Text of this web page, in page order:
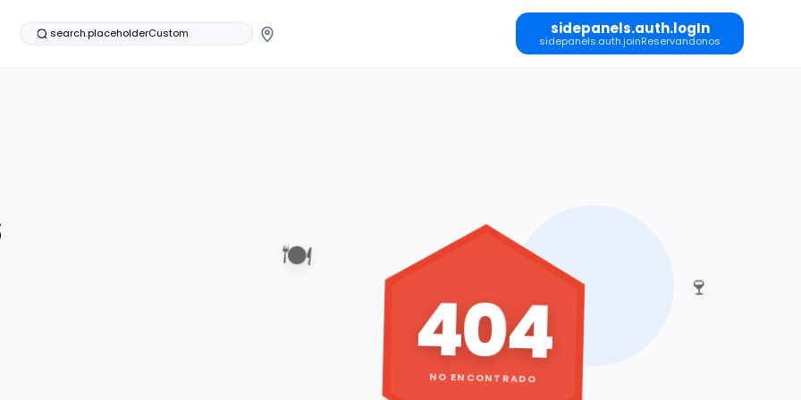
search.placeholderCustom sidepanels.auth.logIn
sidepanels.auth.joinReservandonos
🍽️
🍷
404
NO ENCONTRADO